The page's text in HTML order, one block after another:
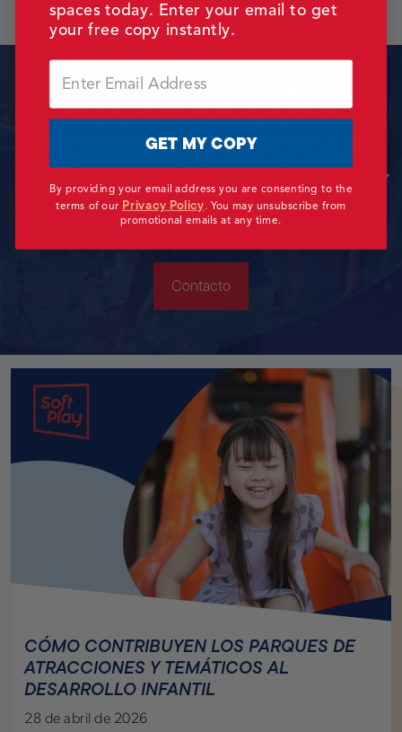
comerciales.
DESCUBRA CÓMO
PODEMOS APOYAR
SUS PROYECTOS HOY
MISMO
Contacto
CÓMO CONTRIBUYEN LOS PARQUES DE
ATRACCIONES Y TEMÁTICOS AL
DESARROLLO INFANTIL
28 de abril de 2026
spaces today. Enter your email to get
your free copy instantly.
GET MY COPY
By providing your email address you are consenting to the
terms of our Privacy Policy.You may unsubscribe from
promotional emails at any time.